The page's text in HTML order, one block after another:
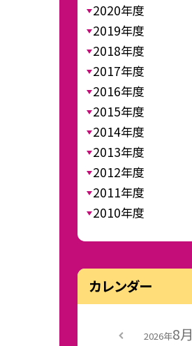
2020年度
2019年度
2018年度
2017年度
2016年度
2015年度
2014年度
2013年度
2012年度
2011年度
2010年度
カレンダー
2026年8月